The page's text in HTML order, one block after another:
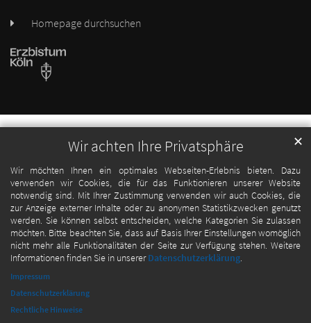
Wir achten Ihre Privatsphäre
Wir möchten Ihnen ein optimales Webseiten-Erlebnis bieten. Dazu
verwenden wir Cookies, die für das Funktionieren unserer Website
notwendig sind. Mit Ihrer Zustimmung verwenden wir auch Cookies, die
zur Anzeige externer Inhalte oder zu anonymen Statistikzwecken genutzt
werden. Sie können selbst entscheiden, welche Kategorien Sie zulassen
möchten. Bitte beachten Sie, dass auf Basis Ihrer Einstellungen womöglich
nicht mehr alle Funktionalitäten der Seite zur Verfügung stehen. Weitere
Informationen finden Sie in unsererDatenschutzerklärung.
✕
Impressum
Datenschutzerklärung
Rechtliche Hinweise
Homepage durchsuchen